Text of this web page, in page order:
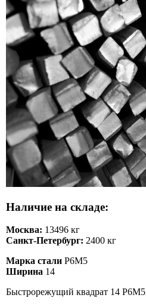
Наличие на складе:
Москва: 13496 кг
Санкт-Петербург: 2400 кг
Марка стали Р6М5
Ширина 14
Быстрорежущий квадрат 14 Р6М5